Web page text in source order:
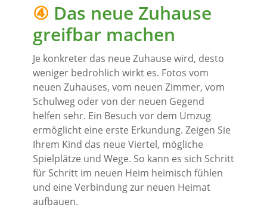
④ Das neue Zuhause
greifbar machen
Je konkreter das neue Zuhause wird, desto
weniger bedrohlich wirkt es. Fotos vom
neuen Zuhauses, vom neuen Zimmer, vom
Schulweg oder von der neuen Gegend
helfen sehr. Ein Besuch vor dem Umzug
ermöglicht eine erste Erkundung. Zeigen Sie
Ihrem Kind das neue Viertel, mögliche
Spielplätze und Wege. So kann es sich Schritt
für Schritt im neuen Heim heimisch fühlen
und eine Verbindung zur neuen Heimat
aufbauen.